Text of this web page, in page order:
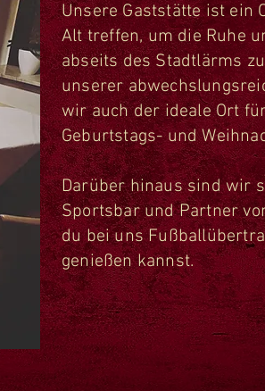
Unsere Gaststätte ist ein
Alt treffen, um die Ruhe
abseits des Stadtlärms
unserer
wir auch der ideale Ort
Geburtstags- und
Darüber hinaus sind wir
Sportsbar und Partner
du bei uns
genießen kannst.